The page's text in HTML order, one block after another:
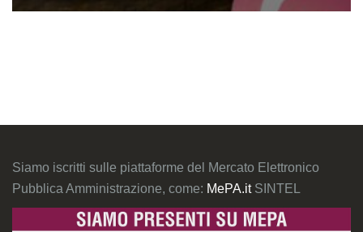
Siamo iscritti sulle piattaforme del Mercato Elettronico
Pubblica Amministrazione, come: MePA.it SINTEL